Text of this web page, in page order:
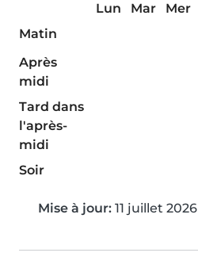
Lun Mar Mer
Matin
Après
midi
Tard dans
l'après-
midi
Soir
Mise à jour: 11 juillet 2026